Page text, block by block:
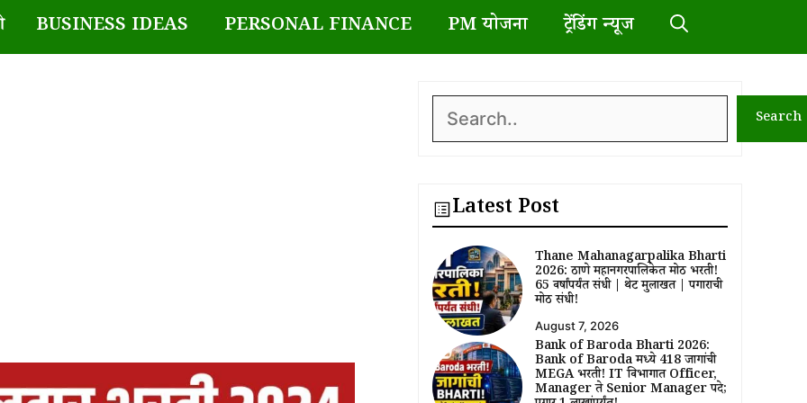
BUSINESS IDEAS PERSONAL FINANCE PM योजना ट्रेंडिंग न्यूज
Search Search
Latest Post
Thane Mahanagarpalika Bharti
2026: ठाणे महानगरपालिकेत मोठी भरती!
65 वर्षांपर्यंत संधी | थेट मुलाखत | पगाराची
मोठी संधी!
August 7, 2026
Bank of Baroda Bharti 2026:
Bank of Baroda मध्ये 418 जागांची
MEGA भरती! IT विभागात Officer,
Manager ते Senior Manager पदे;